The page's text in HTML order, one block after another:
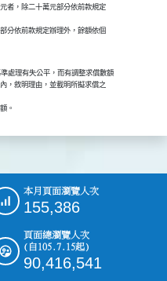
者，除二十萬元部分依前款規定
分依前款規定辦理外，餘額依個
處理有失公平，而有調整求償數額
，敘明理由，並載明所擬求償之
。
本月頁面瀏覽人次
155,386
頁面總瀏覽人次
(自105.7.15起)
90,416,541